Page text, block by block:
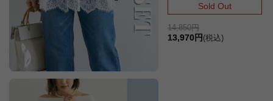
Sold Out
14,850円
13,970円 (税込)